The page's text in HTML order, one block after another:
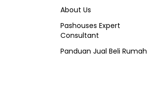
About Us
Pashouses Expert
Consultant
Panduan Jual Beli Rumah